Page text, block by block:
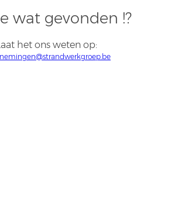
wat gevonden !?
het ons weten op: